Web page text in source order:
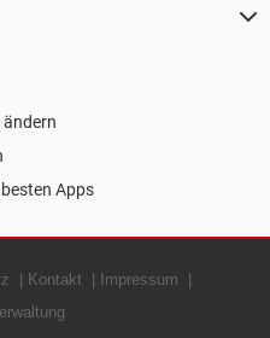
ändern
Apps
Kontakt
Impressum